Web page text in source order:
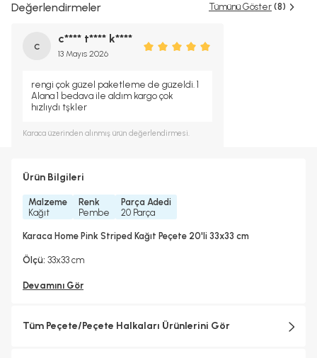
Değerlendirmeler Tümünü Göster (8)
c
c**** t**** k****
13 Mayıs 2026
rengi çok güzel paketleme de güzeldi. 1
Alana 1 bedava ile aldım kargo çok
hızlıydı tşkler
Karaca üzerinden alınmış ürün değerlendirmesi.
Ürün Bilgileri
Malzeme
Kağıt
Renk
Pembe
Parça Adedi
20 Parça
Karaca Home Pink Striped Kağıt Peçete 20'li 33x33 cm
Ölçü: 33x33 cm
Devamını Gör
Tüm Peçete/Peçete Halkaları Ürünlerini Gör